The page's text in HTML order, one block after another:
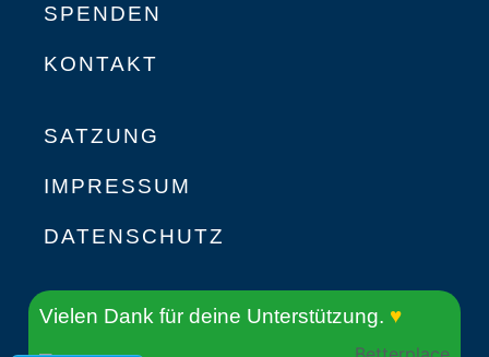
SPENDEN
KONTAKT
SATZUNG
IMPRESSUM
DATENSCHUTZ
Vielen Dank für deine Unterstützung. ♥